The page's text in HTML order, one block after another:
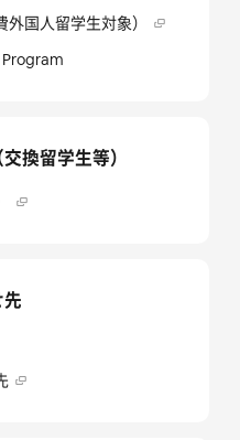
国人留学生対象）
換留学生等）